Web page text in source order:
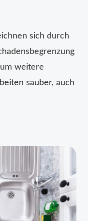
sich durch
weitere
sauber, auch